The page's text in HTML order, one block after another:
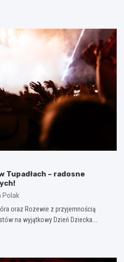
Tupadłach – radosne
Polak
oraz Rozewie z przyjemnością
na wyjątkowy Dzień Dziecka.…